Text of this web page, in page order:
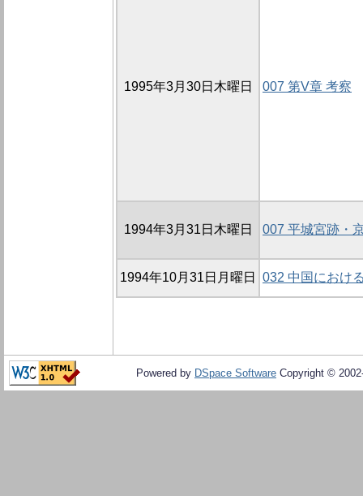
1995年3月30日木曜日 007 第V章 考察
1994年3月31日木曜日 007 平城宮跡・
1994年10月31日月曜日 032 中国におけ
Powered by DSpace Software Copyright ©